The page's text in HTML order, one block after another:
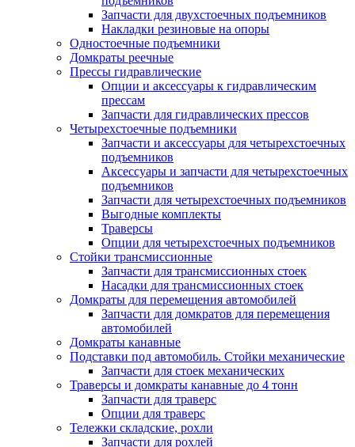
Запчасти для двухстоечных подъемников
Накладки резиновые на опоры
Одностоечные подъемники
Домкраты реечные
Прессы гидравлические
Опции и аксессуары к гидравлическим
прессам
Запчасти для гидравлических прессов
Четырехстоечные подъемники
Запчасти и аксессуары для четырехстоечных
подъемников
Аксессуары и запчасти для четырехстоечных
подъемников
Запчасти для четырехстоечных подъемников
Выгодные комплекты
Траверсы
Опции для четырехстоечных подъемников
Стойки трансмиссионные
Запчасти для трансмиссионных стоек
Насадки для трансмиссионных стоек
Домкраты для перемещения автомобилей
Запчасти для домкратов для перемещения
автомобилей
Домкраты канавные
Подставки под автомобиль. Стойки механические
Запчасти для стоек механических
Траверсы и домкраты канавные до 4 тонн
Запчасти для траверс
Опции для траверс
Тележки складские, рохли
Запчасти для рохлей